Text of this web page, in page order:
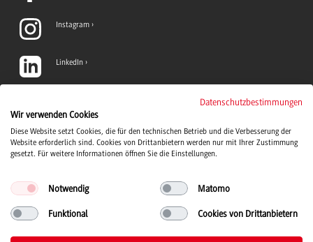
Instagram
LinkedIn
YouTube
Datenschutzbestimmungen
Wir verwenden Cookies
Diese Website setzt Cookies, die für den technischen Betrieb und die Verbesserung der
Website erforderlich sind. Cookies von Drittanbietern werden nur mit Ihrer Zustimmung
gesetzt. Für weitere Informationen öffnen Sie die Einstellungen.
Notwendig Matomo
Funktional Cookies von Drittanbietern